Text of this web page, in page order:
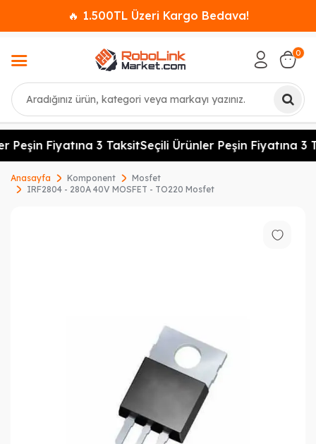
🔥 1.500TL Üzeri Kargo Bedava!
Ara
0
Peşin Fiyatına 3 TaksitSeçili Ürünler Peşin Fiyatına 3
Anasayfa Komponent
Mosfet
IRF2804 - 280A 40V MOSFET - TO220 Mosfet